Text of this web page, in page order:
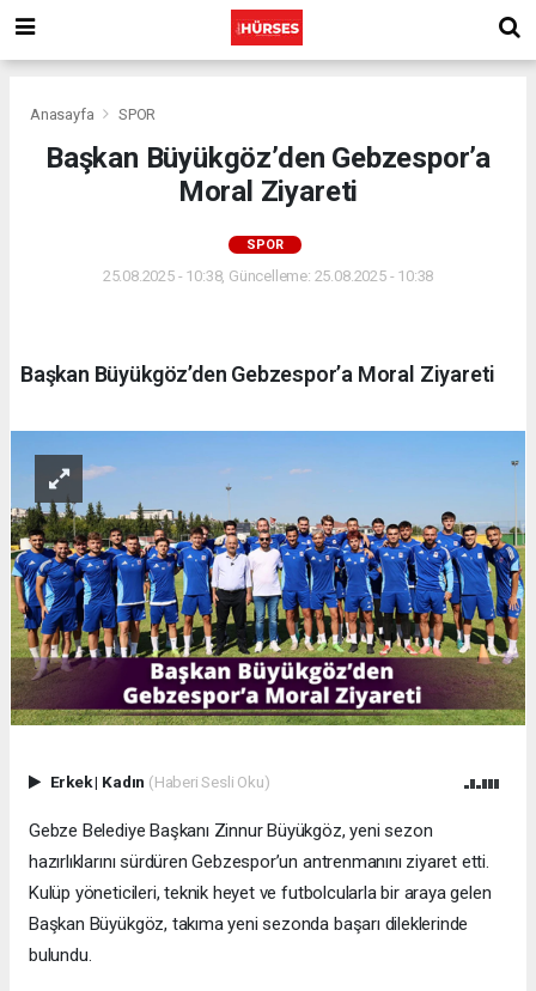
Anasayfa SPOR
Başkan Büyükgöz’den Gebzespor’a
Moral Ziyareti
SPOR
25.08.2025 - 10:38, Güncelleme: 25.08.2025 - 10:38
Başkan Büyükgöz’den Gebzespor’a Moral Ziyareti
Erkek| Kadın (Haberi Sesli Oku)
Gebze Belediye Başkanı Zinnur Büyükgöz, yeni sezon
hazırlıklarını sürdüren Gebzespor’un antrenmanını ziyaret etti.
Kulüp yöneticileri, teknik heyet ve futbolcularla bir araya gelen
Başkan Büyükgöz, takıma yeni sezonda başarı dileklerinde
bulundu.